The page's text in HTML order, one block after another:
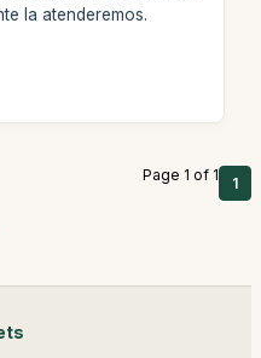
la atenderemos.
Page 1 of 1 1